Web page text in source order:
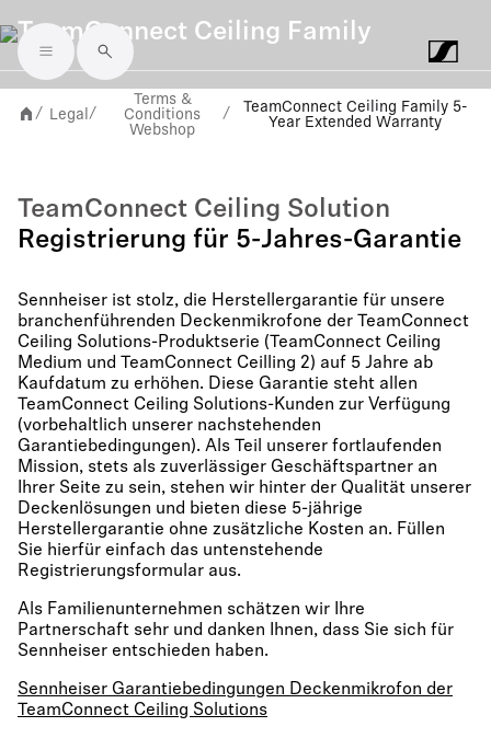
Skip to main content
TeamConnect Ceiling Family
/ Legal /
Terms &
Conditions
Webshop
/
TeamConnect Ceiling Family 5-
Year Extended Warranty
TeamConnect Ceiling Solution
Registrierung für 5-Jahres-Garantie
Sennheiser ist stolz, die Herstellergarantie für unsere
branchenführenden Deckenmikrofone der TeamConnect
Ceiling Solutions-Produktserie (TeamConnect Ceiling
Medium und TeamConnect Ceilling 2) auf 5 Jahre ab
Kaufdatum zu erhöhen. Diese Garantie steht allen
TeamConnect Ceiling Solutions-Kunden zur Verfügung
(vorbehaltlich unserer nachstehenden
Garantiebedingungen). Als Teil unserer fortlaufenden
Mission, stets als zuverlässiger Geschäftspartner an
Ihrer Seite zu sein, stehen wir hinter der Qualität unserer
Deckenlösungen und bieten diese 5-jährige
Herstellergarantie ohne zusätzliche Kosten an. Füllen
Sie hierfür einfach das untenstehende
Registrierungsformular aus.
Als Familienunternehmen schätzen wir Ihre
Partnerschaft sehr und danken Ihnen, dass Sie sich für
Sennheiser entschieden haben.
Sennheiser Garantiebedingungen Deckenmikrofon der
TeamConnect Ceiling Solutions